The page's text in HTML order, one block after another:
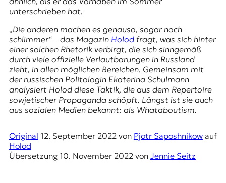
n
J
o
u
r
n
a
l
i
s
u
s
u
n
unterschrieben hat.
„Die anderen machen es genauso, sogar noch
schlimmer“ – das Magazin Holodfragt, was sich hinter
einer solchen Rhetorik verbirgt, die sich sinngemäß
durch viele offizielle Verlautbarungen in Russland
zieht, in allen möglichen Bereichen. Gemeinsam mit
der russischen Politologin Ekaterina Schulmann
analysiert Holod diese Taktik, die aus dem Repertoire
sowjetischer Propaganda schöpft. Längst ist sie auch
aus sozialen Medien bekannt: als Whataboutism.
Original 12. September 2022von Pjotr Saposhnikowauf
Holod
Übersetzung 10. November 2022von Jennie Seitz